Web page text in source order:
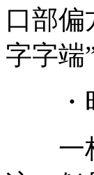
口部
字字端
・时
一枚